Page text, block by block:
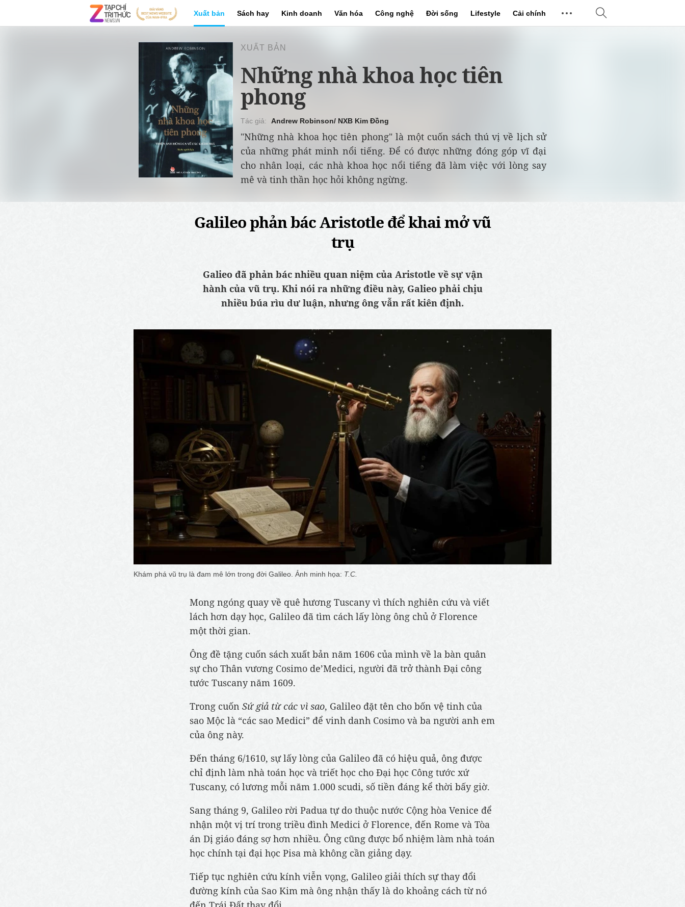
Xuất bản Sách hay Kinh doanh Văn hóa Công nghệ Đời sống Lifestyle Cải chính
XUẤT BẢN
Những nhà khoa học tiên
phong
Andrew Robinson/ NXB Kim Đồng
"Những nhà khoa học tiên phong" là một cuốn sách thú vị về lịch sử
của những phát minh nổi tiếng. Để có được những đóng góp vĩ đại
cho nhân loại, các nhà khoa học nổi tiếng đã làm việc với lòng say
mê và tinh thần học hỏi không ngừng.
Galileo phản bác Aristotle để khai mở vũ
trụ
Galieo đã phản bác nhiều quan niệm của Aristotle về sự vận
hành của vũ trụ. Khi nói ra những điều này, Galieo phải chịu
nhiều búa rìu dư luận, nhưng ông vẫn rất kiên định.
Khám phá vũ trụ là đam mê lớn trong đời Galileo. Ảnh minh họa: T.C.
Mong ngóng quay về quê hương Tuscany vì thích nghiên cứu và viết
lách hơn dạy học, Galileo đã tìm cách lấy lòng ông chủ ở Florence
một thời gian.
Ông đề tặng cuốn sách xuất bản năm 1606 của mình về la bàn quân
sự cho Thân vương Cosimo de’Medici, người đã trở thành Đại công
tước Tuscany năm 1609.
Trong cuốn Sứ giả từ các vì sao, Galileo đặt tên cho bốn vệ tinh của
sao Mộc là “các sao Medici” để vinh danh Cosimo và ba người anh em
của ông này.
Đến tháng 6/1610, sự lấy lòng của Galileo đã có hiệu quả, ông được
chỉ định làm nhà toán học và triết học cho Đại học Công tước xứ
Tuscany, có lương mỗi năm 1.000 scudi, số tiền đáng kể thời bấy giờ.
Sang tháng 9, Galileo rời Padua tự do thuộc nước Cộng hòa Venice để
nhận một vị trí trong triều đình Medici ở Florence, đến Rome và Tòa
án Dị giáo đáng sợ hơn nhiều. Ông cũng được bổ nhiệm làm nhà toán
học chính tại đại học Pisa mà không cần giảng dạy.
Tiếp tục nghiên cứu kính viễn vọng, Galileo giải thích sự thay đổi
đường kính của Sao Kim mà ông nhận thấy là do khoảng cách từ nó